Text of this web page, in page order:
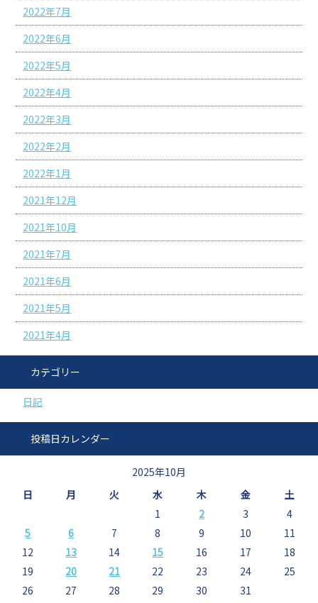
2022年7月
2022年6月
2022年5月
2022年4月
2022年3月
2022年2月
2022年1月
2021年12月
2021年10月
2021年7月
2021年6月
2021年5月
2021年4月
カテゴリー
日記
投稿日カレンダー
2025年10月
日
月 火 水 木 金 土
1 2 3
4
5
6 7 8 9 10
11
12
13 14 15 16 17
18
19
20 21 22 23 24
25
26
27 28 29 30 31